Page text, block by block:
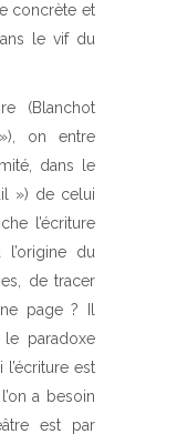
concrète et
le vif du
(Blanchot
on entre
dans le
») de celui
l’écriture
l’origine du
de tracer
page ? Il
le paradoxe
est
a besoin
est par